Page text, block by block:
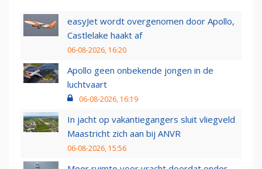
easyJet wordt overgenomen door Apollo,
Castlelake haakt af
06-08-2026, 16:20
Apollo geen onbekende jongen in de
luchtvaart
06-08-2026, 16:19
In jacht op vakantiegangers sluit vliegveld
Maastricht zich aan bij ANVR
06-08-2026, 15:56